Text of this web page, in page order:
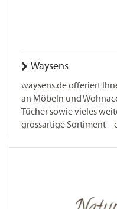
Waysens
waysens.de offeriert
an Möbeln und
Tücher sowie vieles
grossartige Sortiment –